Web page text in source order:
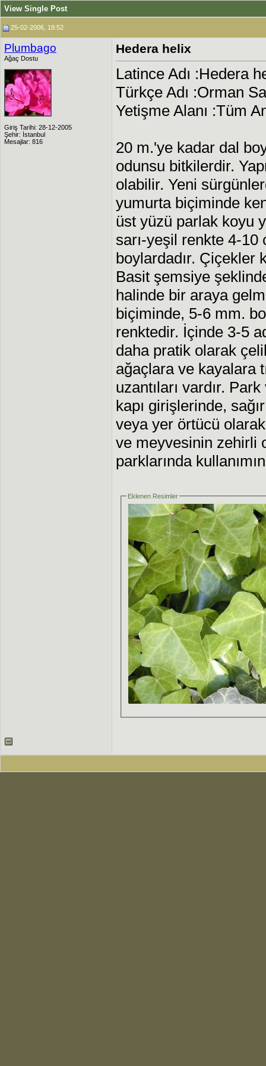
View Single Post
25-02-2006, 18:52
Plumbago
Ağaç Dostu
Giriş Tarihi: 28-12-2005
Şehir: İstanbul
Mesajlar: 816
Hedera helix
Latince Adı :Hedera
Türkçe Adı :Orman
Yetişme Alanı :Tüm
20 m.'ye kadar dal
odunsu bitkilerdir.
olabilir. Yeni
yumurta biçiminde
üst yüzü parlak koyu
sarı-yeşil renkte 4-10
boylardadır. Çiçekler
Basit şemsiye
halinde bir araya
biçiminde, 5-6 mm.
renktedir. İçinde 3-5
daha pratik olarak
ağaçlara ve kayalara
uzantıları vardır.
kapı girişlerinde,
veya yer örtücü
ve meyvesinin zehirli
parklarında
Eklenen Resimler